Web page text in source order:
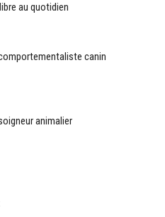
au quotidien
canin
animalier